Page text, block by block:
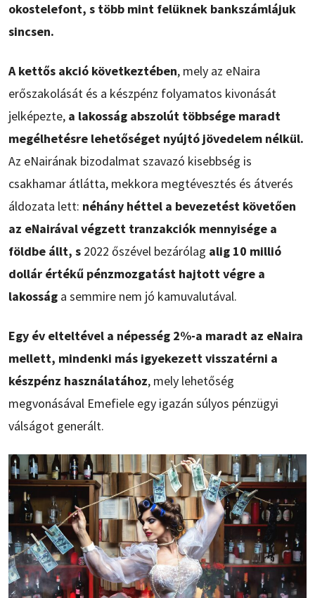
okostelefont, s több mint felüknek bankszámlájuk
sincsen.
A kettős akció következtében, mely az eNaira
erőszakolását és a készpénz folyamatos kivonását
jelképezte, a lakosság abszolút többsége maradt
megélhetésre lehetőséget nyújtó jövedelem nélkül.
Az eNairának bizodalmat szavazó kisebbség is
csakhamar átlátta, mekkora megtévesztés és átverés
áldozata lett: néhány héttel a bevezetést követően
az eNairával végzett tranzakciók mennyisége a
földbe állt, s 2022 őszével bezárólag alig 10 millió
dollár értékű pénzmozgatást hajtott végre a
lakosság a semmire nem jó kamuvalutával.
Egy év elteltével a népesség 2%-a maradt az eNaira
mellett, mindenki más igyekezett visszatérni a
készpénz használatához, mely lehetőség
megvonásával Emefiele egy igazán súlyos pénzügyi
válságot generált.